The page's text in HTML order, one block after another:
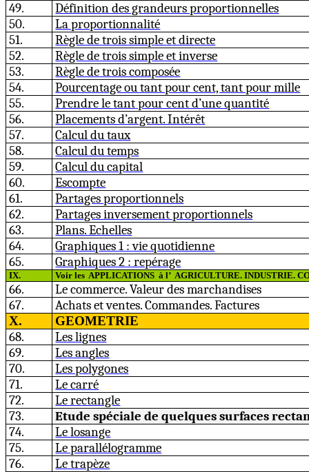
49.
Définition des grandeurs proportionnelles
50.
La proportionnalité
51.
Règle de trois simpleet directe
52.
Règle de trois simple et inverse
53.
Règle de trois composée
54.
Pourcentage ou tant pour cent, tant pour mille
55.
Prendre letantpour cent d’une quantité
56.
Placements d’argent. Intérêt
57.
Calcul du taux
58.
Calcul du temps
59.
Calcul du capital
60.
Escompte
61.
Partages proportionnels
62.
Partages inversement proportionnels
63.
Plans. Echelles
64.
Graphiques1 : vie quotidienne
65.
Graphiques 2 : repérage
IX. Voir les APPLICATIONS à l’ AGRICULTURE. INDUSTRIE.
66.
Le commerce. Valeur des marchandises
67.
Achats et ventes. Commandes. Factures
X. GEOMETRIE
68. Leslignes
69.
Les angles
70.
Les polygones
71.
Le carré
72.
Le rectangle
73.
Etude spéciale de quelques surfaces
74.
Le losange
75.
Le parallélogramme
76.
Le trapèze